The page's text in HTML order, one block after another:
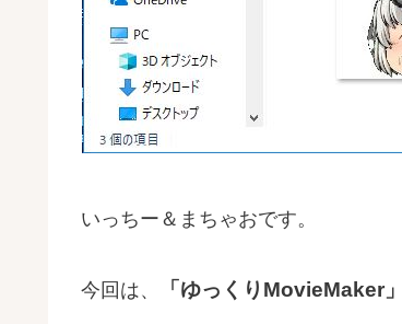
いっちー＆まちゃおです。
今回は、 「ゆっくりMovieMaker」